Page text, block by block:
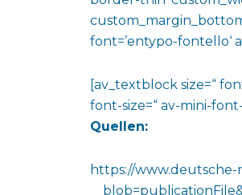
font=’entypo-fontello‘
[av_textblock size=“
font-size=“ av-mini-
Quellen:
https://